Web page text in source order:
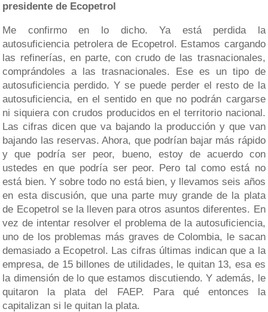
presidente de Ecopetrol
Me confirmo en lo dicho. Ya está perdida la
autosuficiencia petrolera de Ecopetrol. Estamos cargando
las refinerías, en parte, con crudo de las trasnacionales,
comprándoles a las trasnacionales. Ese es un tipo de
autosuficiencia perdido. Y se puede perder el resto de la
autosuficiencia, en el sentido en que no podrán cargarse
ni siquiera con crudos producidos en el territorio nacional.
Las cifras dicen que va bajando la producción y que van
bajando las reservas. Ahora, que podrían bajar más rápido
y que podría ser peor, bueno, estoy de acuerdo con
ustedes en que podría ser peor. Pero tal como está no
está bien. Y sobre todo no está bien, y llevamos seis años
en esta discusión, que una parte muy grande de la plata
de Ecopetrol se la lleven para otros asuntos diferentes. En
vez de intentar resolver el problema de la autosuficiencia,
uno de los problemas más graves de Colombia, le sacan
demasiado a Ecopetrol. Las cifras últimas indican que a la
empresa, de 15 billones de utilidades, le quitan 13, esa es
la dimensión de lo que estamos discutiendo. Y además, le
quitaron la plata del FAEP. Para qué entonces la
capitalizan si le quitan la plata.